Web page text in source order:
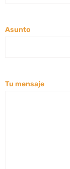
Asunto
Tu mensaje